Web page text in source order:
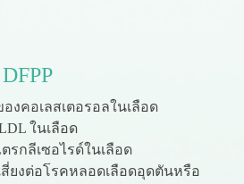
งคอเลสเตอรอลในเลือด
ในเลือด
รกลีเซอไรด์ในเลือด
ยงต่อโรคหลอดเลือดอุดตันหรือ